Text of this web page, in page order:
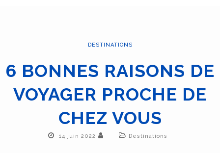
DESTINATIONS
6 BONNES RAISONS DE
VOYAGER PROCHE DE
CHEZ VOUS
14 juin 2022 Destinations